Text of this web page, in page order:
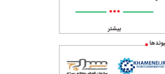
•••
بیشتر